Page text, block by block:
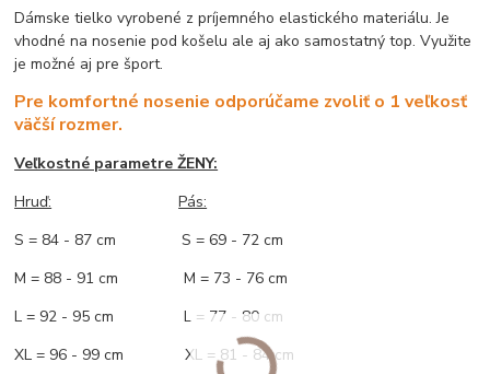
Dámske tielko vyrobené z príjemného elastického materiálu. Je
vhodné na nosenie pod košelu ale aj ako samostatný top. Využite
je možné aj pre šport.
Pre komfortné nosenie odporúčame zvoliť o 1 veľkosť
väčší rozmer.
Veľkostné parametre ŽENY:
Hruď:
Pás:
S = 84 - 87 cm S = 69 - 72 cm
M = 88 - 91 cm M = 73 - 76 cm
L = 92 - 95 cm L = 77 - 80 cm
XL = 96 - 99 cm XL = 81 - 84 cm